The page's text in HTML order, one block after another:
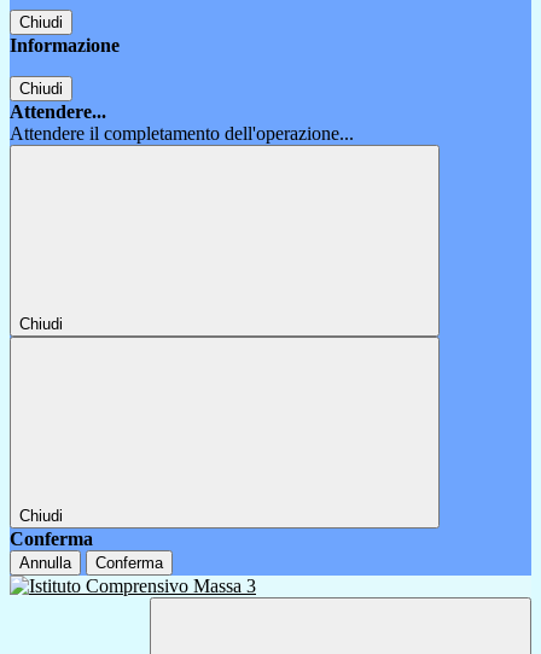
Chiudi
Informazione
Chiudi
Attendere...
Attendere il completamento dell'operazione...
Chiudi
Chiudi
Conferma
Annulla Conferma